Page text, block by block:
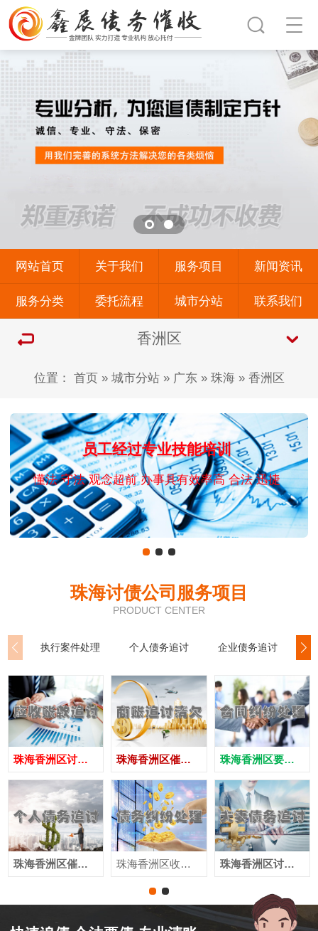
网站首页 关于我们 服务项目 新闻资讯
服务分类 委托流程 城市分站 联系我们
香洲区
位置： 首页» 城市分站» 广东» 珠海» 香洲区
员工经过专业技能培训
懂法 守法 观念超前 办事具有效率高 合法 迅捷
珠海讨债公司服务项目
PRODUCT CENTER
执行案件处理 个人债务追讨 企业债务追讨
珠海香洲区讨债公司
珠海香洲区催收公司
珠海香洲区催债公司
珠海香洲区收账公司
珠海香洲区要账公司
珠海香洲区讨账公司